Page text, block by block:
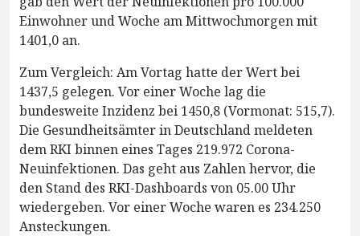
Einwohner und Woche am Mittwochmorgen mit
1401,0 an.
Zum Vergleich: Am Vortag hatte der Wert bei
1437,5 gelegen. Vor einer Woche lag die
bundesweite Inzidenz bei 1450,8 (Vormonat: 515,7).
Die Gesundheitsämter in Deutschland meldeten
dem RKI binnen eines Tages 219.972 Corona-
Neuinfektionen. Das geht aus Zahlen hervor, die
den Stand des RKI-Dashboards von 05.00 Uhr
wiedergeben. Vor einer Woche waren es 234.250
Ansteckungen.